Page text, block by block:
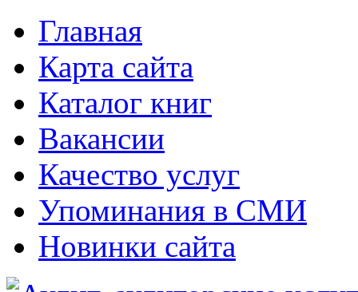
Главная
Карта сайта
Каталог книг
Вакансии
Качество услуг
Упоминания в СМИ
Новинки сайта